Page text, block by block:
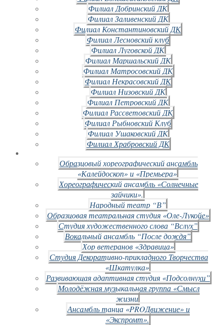
Филиал Добринский ДК
Филиал Заливенский ДК
Филиал Константиновский ДК
Филиал Лесновский клуб
Филиал Луговской ДК
Филиал Маршальский ДК
Филиал Матросовский ДК
Филиал Некрасовский ДК
Филиал Низовский ДК
Филиал Петровский ДК
Филиал Рассветовский ДК
Филиал Рыбновский Клуб
Филиал Ушаковский ДК
Филиал Храбровский ДК
Образцовый хореографический ансамбль
«Калейдоскоп» и «Премьера»
Хореографический ансамбль «Солнечные
зайчики».
Народный театр “В”
Образцовая театральная студия «Оле-Лукойе»
Студия художественного слова “Вслух”
Вокальный ансамбль “После дождя”
Хор ветеранов «Здравица»
Студия Декоративно-прикладного Творчества
«Шкатулка»
Развивающая адаптивная студия «Подсолнухи”
Молодёжная музыкальная группа «Смысл
жизни
Ансамбль танца «PROДвижение» и
«Экспромт».